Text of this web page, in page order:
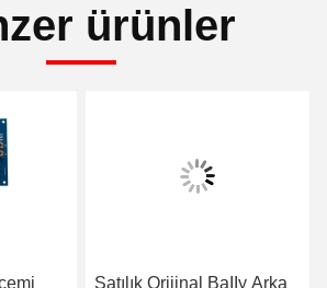
ürünler
Satılık Orijinal BaIIy Arka